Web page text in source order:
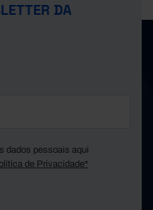
DA
dados pessoais aqui
de Privacidade*